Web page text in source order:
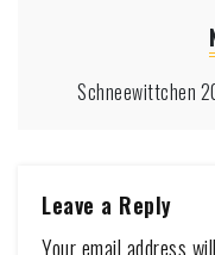
Schneewittchen
Leave a Reply
Your email address